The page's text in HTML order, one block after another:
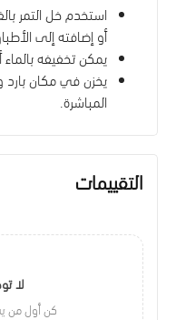
استخدم خل التمر
أو إضافته إلى
يمكن تخفيفه
يخزن في مكان
المباشرة.
التقييمات
لا
كن أول من